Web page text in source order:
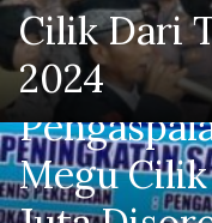
Cilik Dari
2024
Megu